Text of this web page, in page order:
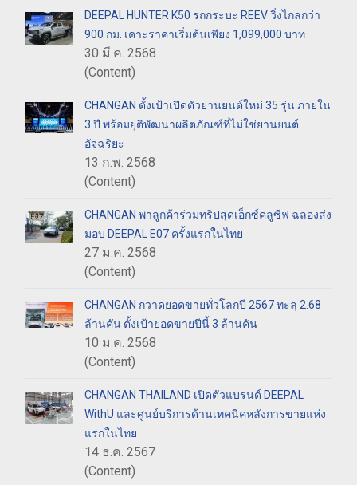
DEEPAL HUNTER K50 รถกระบะ REEV วิ่งไกลกว่า
900 กม. เคาะราคาเริ่มต้นเพียง 1,099,000 บาท
30 มี.ค. 2568
(Content)
CHANGAN ตั้งเป้าเปิดตัวยานยนต์ใหม่ 35 รุ่น ภายใน
3 ปี พร้อมยุติพัฒนาผลิตภัณฑ์ที่ไม่ใช่ยานยนต์
อัจฉริยะ
13 ก.พ. 2568
(Content)
CHANGAN พาลูกค้าร่วมทริปสุดเอ็กซ์คลูซีฟ ฉลองส่ง
มอบ DEEPAL E07 ครั้งแรกในไทย
27 ม.ค. 2568
(Content)
CHANGAN กวาดยอดขายทั่วโลกปี 2567 ทะลุ 2.68
ล้านคัน ตั้งเป้ายอดขายปีนี้ 3 ล้านคัน
10 ม.ค. 2568
(Content)
CHANGAN THAILAND เปิดตัวแบรนด์ DEEPAL
WithU และศูนย์บริการด้านเทคนิคหลังการขายแห่ง
แรกในไทย
14 ธ.ค. 2567
(Content)